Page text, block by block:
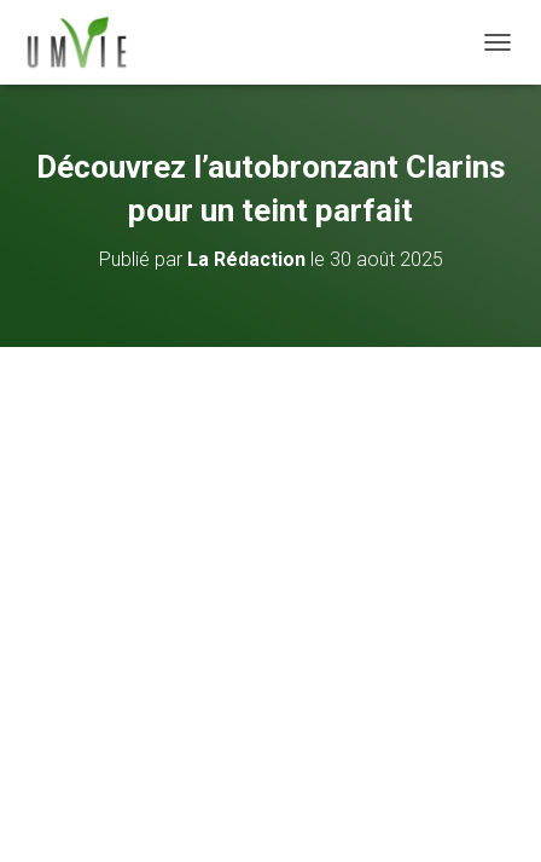
Découvrez l’autobronzant Clarins
pour un teint parfait
Publié par La Rédactionle 30 août 2025